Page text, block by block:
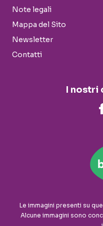
Note legali
Mappa del Sito
Newsletter
Contatti
I nostri
Le immagini presenti su
Alcune immagini sono